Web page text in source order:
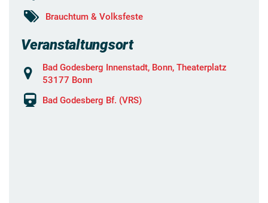
Brauchtum & Volksfeste
Veranstaltungsort
Bad Godesberg Innenstadt, Bonn, Theaterplatz
53177 Bonn
Bad Godesberg Bf. (VRS)